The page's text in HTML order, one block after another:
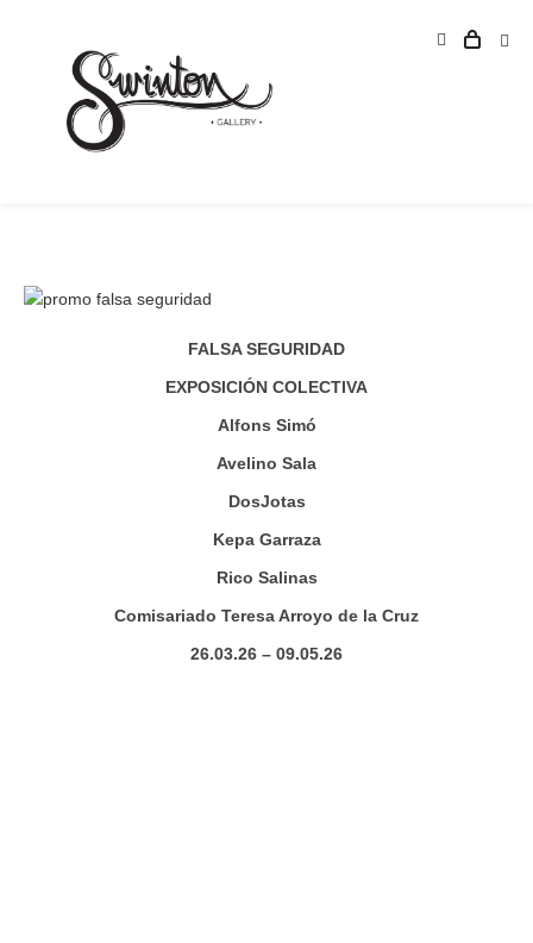
FALSA SEGURIDAD
EXPOSICIÓN COLECTIVA
Alfons Simó
Avelino Sala
DosJotas
Kepa Garraza
Rico Salinas
Comisariado Teresa Arroyo de la Cruz
26.03.26 – 09.05.26